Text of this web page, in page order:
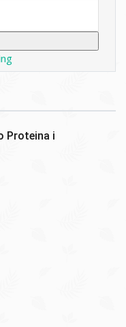
Proteina i